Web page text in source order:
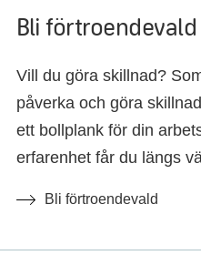
Bli
Vill du göra skillnad?
påverka och göra
ett bollplank för din
erfarenhet får du längs
Bli förtroendevald